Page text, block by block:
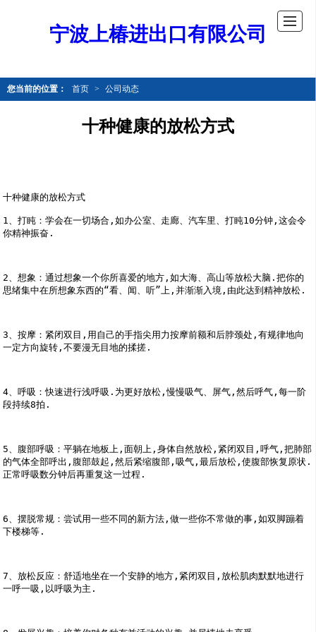
宁波上椿进出口有限公司
您当前的位置： 首页 > 公司动态
十种健康的放松方式
十种健康的放松方式
1、打盹：学会在一切场合,如办公室、走廊、汽车里、打盹10分钟,这会令
你精神振奋.
2、想象：通过想象一个你所喜爱的地方,如大海、高山等放松大脑.把你的
思绪集中在所想象东西的“看、闻、听”上,并渐渐入境,由此达到精神放松.
3、按摩：紧闭双目,用自己的手指尖用力按摩前额和后脖颈处,有规律地向
一定方向旋转,不要漫无目地的揉搓.
4、呼吸：快速进行浅呼吸.为更好放松,慢慢吸气、屏气,然后呼气,每一阶
段持续8拍.
5、腹部呼吸：平躺在地板上,面朝上,身体自然放松,紧闭双目,呼气,把肺部
的气体全部呼出,腹部鼓起,然后紧缩腹部,吸气,最后放松,使腹部恢复原状.
正常呼吸数分钟后再重复这一过程.
6、摆脱常规：尝试用一些不同的新方法,做一些你不常做的事,如双脚蹦着
下楼梯等.
7、放松反应：舒适地坐在一个安静的地方,紧闭双目,放松肌肉默默地进行
一呼一吸,以呼吸为主.